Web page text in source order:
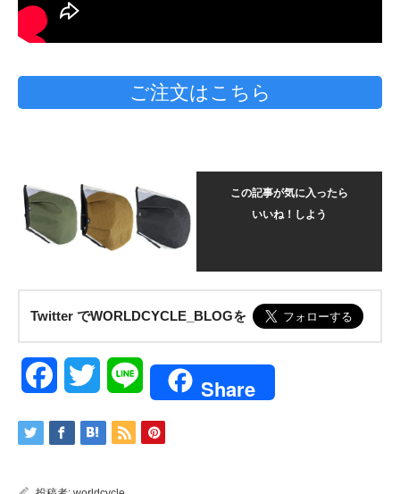
ご注文はこちら
この記事が気に入ったら
いいね！しよう
Twitter でWORLDCYCLE_BLOGを
FacebookTwitter Line Share